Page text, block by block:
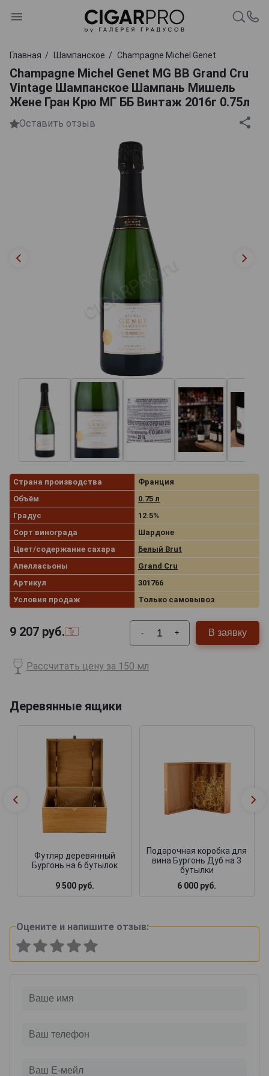
Главная Шампанское Champagne Michel Genet
Champagne Michel Genet MG BB Grand Cru
Vintage Шампанское Шампань Мишель
Жене Гран Крю МГ ББ Винтаж 2016г 0.75л
Оставить отзыв
Страна производства
Франция
Объём
0.75 л
Градус
12.5%
Сорт винограда
Шардоне
Цвет/содержание сахара
Белый Brut
Апелласьоны
Grand Cru
Артикул
301766
Условия продаж
Только самовывоз
9 207 руб. - + В заявку
Рассчитать цену за 150 мл
Деревянные ящики
Футляр деревянный
Бургонь на 6 бутылок
9 500 руб.
Подарочная коробка для
вина Бургонь Дуб на 3
бутылки
6 000 руб.
Оцените и напишите отзыв: